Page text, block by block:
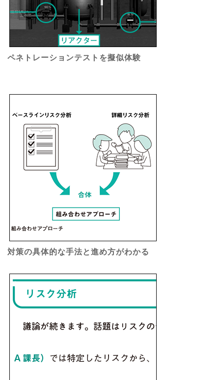
ペネトレーションテストを擬似体験
対策の具体的な手法と進め方がわかる